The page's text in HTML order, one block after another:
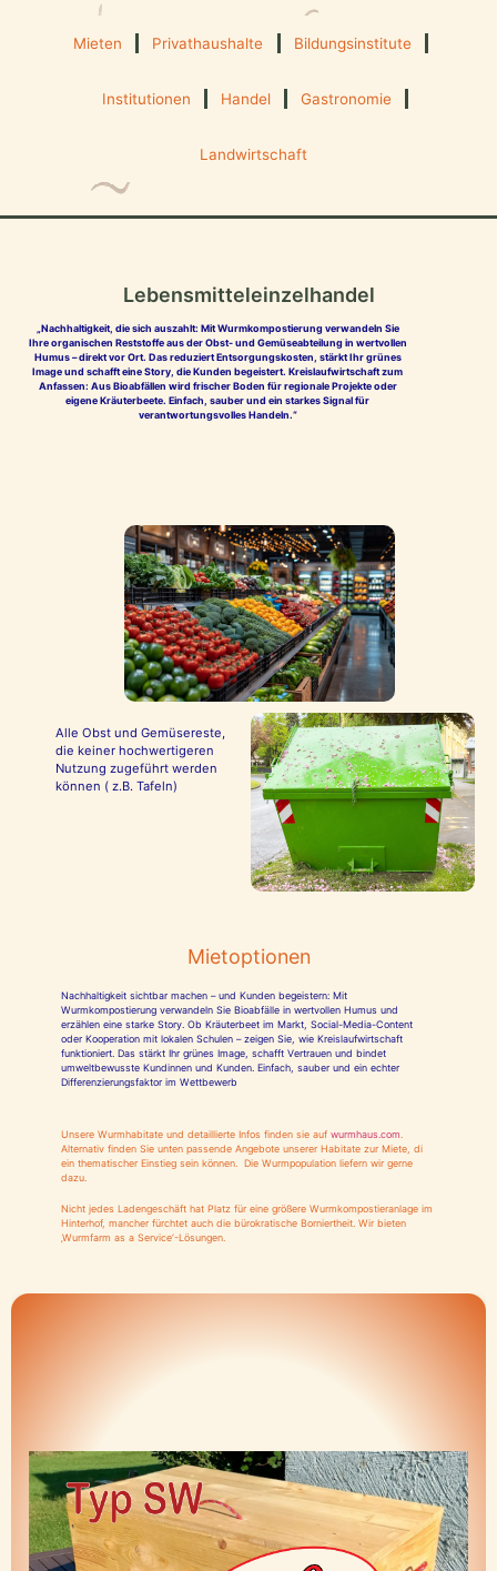
Mieten Privathaushalte Bildungsinstitute
Institutionen Handel Gastronomie
Landwirtschaft
Lebensmitteleinzelhandel
„Nachhaltigkeit, die sich auszahlt: Mit Wurmkompostierung verwandeln Sie
Ihre organischen Reststoffe aus der Obst- und Gemüseabteilung in wertvollen
Humus – direkt vor Ort. Das reduziert Entsorgungskosten, stärkt Ihr grünes
Image und schafft eine Story, die Kunden begeistert. Kreislaufwirtschaft zum
Anfassen: Aus Bioabfällen wird frischer Boden für regionale Projekte oder
eigene Kräuterbeete. Einfach, sauber und ein starkes Signal für
verantwortungsvolles Handeln.“
Alle Obst und Gemüsereste,
die keiner hochwertigeren
Nutzung zugeführt werden
können ( z.B. Tafeln)
Mietoptionen
Nachhaltigkeit sichtbar machen – und Kunden begeistern: Mit
Wurmkompostierung verwandeln Sie Bioabfälle in wertvollen Humus und
erzählen eine starke Story. Ob Kräuterbeet im Markt, Social-Media-Content
oder Kooperation mit lokalen Schulen – zeigen Sie, wie Kreislaufwirtschaft
funktioniert. Das stärkt Ihr grünes Image, schafft Vertrauen und bindet
umweltbewusste Kundinnen und Kunden. Einfach, sauber und ein echter
Differenzierungsfaktor im Wettbewerb
Unsere Wurmhabitate und detaillierte Infos finden sie auf wurmhaus.com.
Alternativ finden Sie unten passende Angebote unserer Habitate zur Miete, di
ein thematischer Einstieg sein können. Die Wurmpopulation liefern wir gerne
dazu.
Nicht jedes Ladengeschäft hat Platz für eine größere Wurmkompostieranlage im
Hinterhof, mancher fürchtet auch die bürokratische Borniertheit. Wir bieten
‚Wurmfarm as a Service‘-Lösungen.